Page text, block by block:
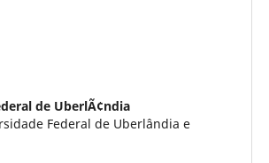
de UberlÃ¢ndia
Federal de Uberlândia e